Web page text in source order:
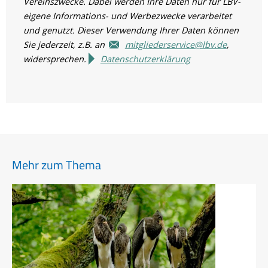
eigene Informations- und Werbezwecke verarbeitet
und genutzt. Dieser Verwendung Ihrer Daten können
Sie jederzeit, z.B. an
mitgliederservice@lbv.de,
widersprechen.
Datenschutzerklärung
Mehr zum Thema